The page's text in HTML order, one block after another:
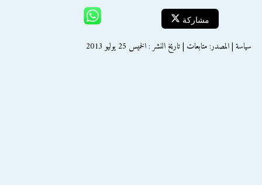
مشاركة
سياسة | المصدر: متابعات | تاريخ النشر : الخميس 25 يوليو 2013